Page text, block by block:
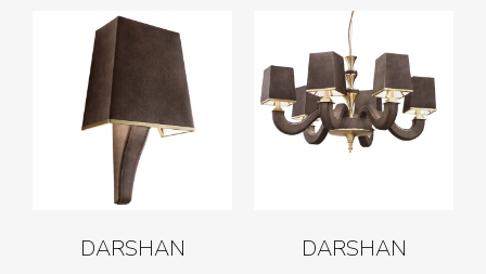
DARSHAN DARSHAN